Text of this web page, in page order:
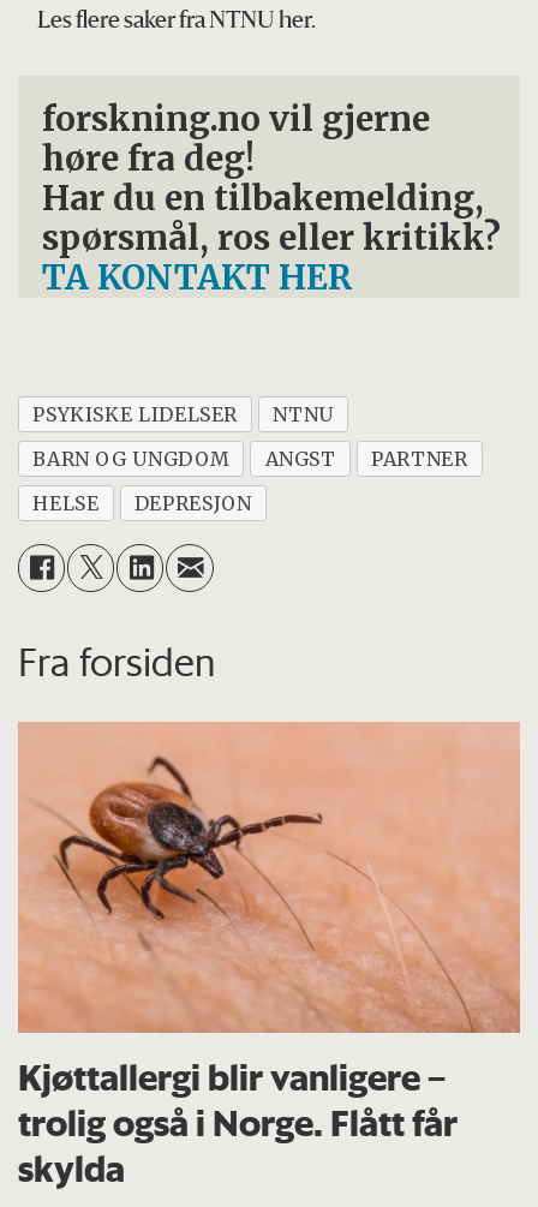
Les flere saker fra NTNU her.
forskning.no vil gjerne
høre fra deg!
Har du en tilbakemelding,
spørsmål, ros eller kritikk?
TA KONTAKT HER
PSYKISKE LIDELSER
NTNU
BARN OG UNGDOM
ANGST
PARTNER
HELSE
DEPRESJON
Fra forsiden
Kjøttallergi blir vanligere –
trolig også i Norge. Flått får
skylda